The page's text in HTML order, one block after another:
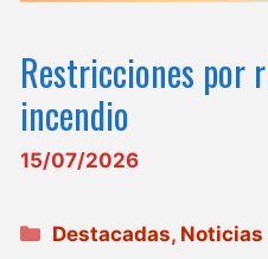
Restricciones por
incendio
15/07/2026
Categorías
Destacadas, Noticias